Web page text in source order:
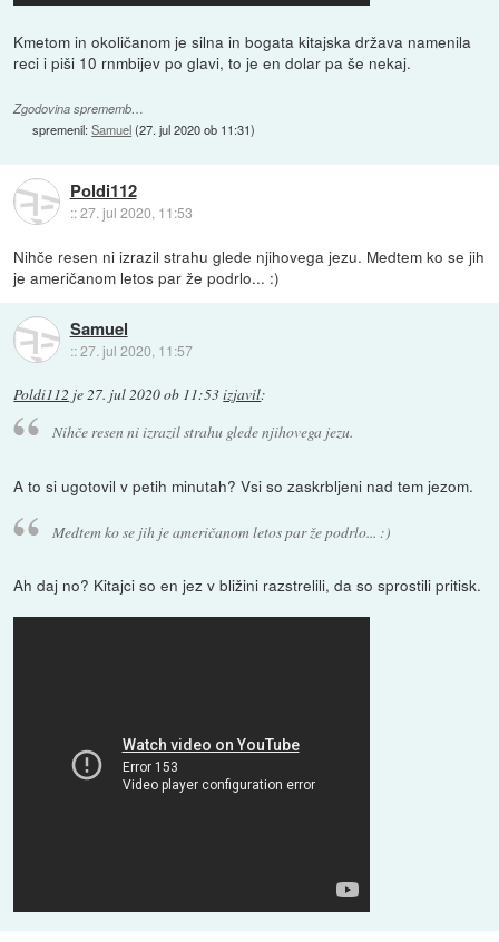
Kmetom in okoličanom je silna in bogata kitajska država namenila
reci i piši 10 rnmbijev po glavi, to je en dolar pa še nekaj.
Zgodovina sprememb…
spremenil:Samuel(27. jul 2020 ob 11:31)
Poldi112
::27. jul 2020, 11:53
Nihče resen ni izrazil strahu glede njihovega jezu. Medtem ko se jih
je američanom letos par že podrlo... :)
Samuel
::27. jul 2020, 11:57
Poldi112 je27. jul 2020 ob 11:53izjavil:
Nihče resen ni izrazil strahu glede njihovega jezu.
A to si ugotovil v petih minutah? Vsi so zaskrbljeni nad tem jezom.
Medtem ko se jih je američanom letos par že podrlo... :)
Ah daj no? Kitajci so en jez v bližini razstrelili, da so sprostili pritisk.